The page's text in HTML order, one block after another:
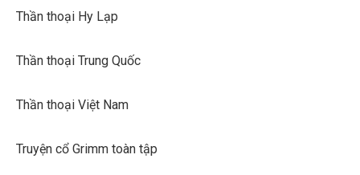
Thần thoại Hy Lạp
Thần thoại Trung Quốc
Thần thoại Việt Nam
Truyện cổ Grimm toàn tập